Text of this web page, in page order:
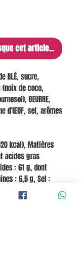
cet article est
BLÉ, sucre,
de coco,
BEURRE,
d’ŒUF, sel, arômes
kcal), Matières
acides gras
: 61 g, dont
: 6,5 g, Sel :